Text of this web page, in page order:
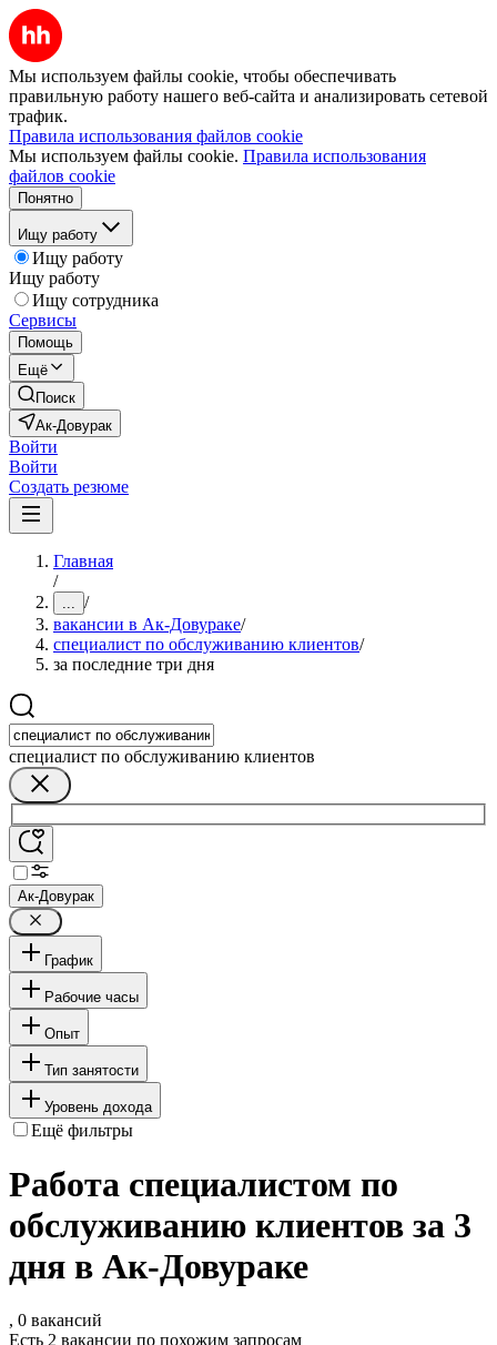
Мы используем файлы cookie, чтобы обеспечивать
правильную работу нашего веб-сайта и анализировать сетевой
трафик.
Правила использования файлов cookie
Мы используем файлы cookie. Правила использования
файлов cookie
Понятно
Ищу работу
Ищу работу
Ищу работу
Ищу сотрудника
Сервисы
Помощь
Ещё
Поиск
Ак-Довурак
Войти
Войти
Создать резюме
Главная
/
... /
вакансии в Ак-Довураке/
специалист по обслуживанию клиентов/
за последние три дня
специалист по обслуживанию клиентов
Ак-Довурак
График
Рабочие часы
Опыт
Тип занятости
Уровень дохода
Ещё фильтры
Работа специалистом по
обслуживанию клиентов за 3
дня в Ак-Довураке
, 0 вакансий
Есть 2 вакансии по похожим запросам